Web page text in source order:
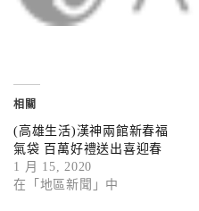
相關
(高雄生活)漢神兩館新春福
氣袋 百萬好禮送出喜迎春
1 月 15, 2020
在「地區新聞」中